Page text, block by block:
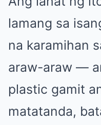
lamang sa
na karamihan
araw-araw —
plastic gamit
matatanda,